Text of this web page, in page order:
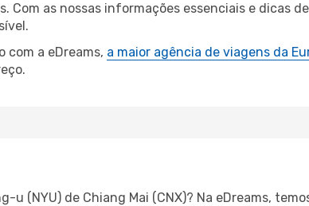
Com as nossas informações essenciais e dicas
com a eDreams, a maior agência de viagens da
u (NYU) de Chiang Mai (CNX)? Na eDreams,